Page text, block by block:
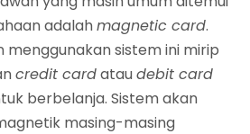
adalahmagnetic card.
menggunakan sistem ini mirip
credit cardataudebit card
berbelanja. Sistem akan
masing-masing